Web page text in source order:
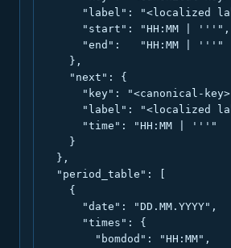
"label": "<localized
      "start": "HH:MM | '''",
      "end":   "HH:MM | '''"
    },
    "next": {
"key": "<canonical-
"label": "<localized
      "time": "HH:MM | '''"
    }
  },
  "period_table": [
    {
      "date": "DD.MM.YYYY",
      "times": {
        "bomdod": "HH:MM",